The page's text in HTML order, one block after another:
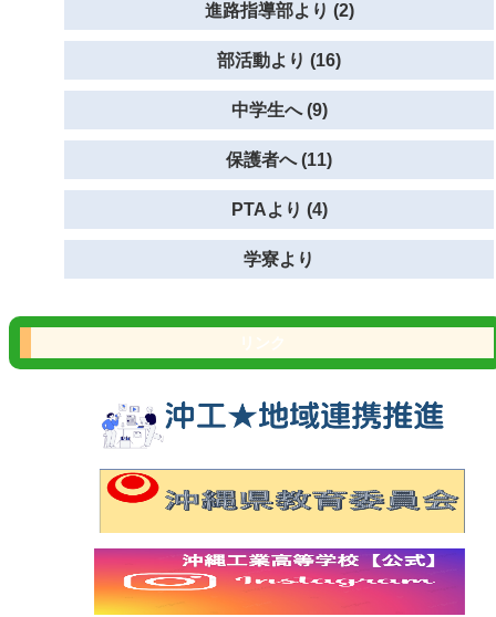
進路指導部より (2)
部活動より (16)
中学生へ (9)
保護者へ (11)
PTAより (4)
学寮より